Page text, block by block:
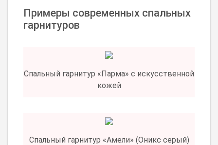
Примеры современных спальных
гарнитуров
Спальный гарнитур «Парма» с искусственной
кожей
Спальный гарнитур «Амели» (Оникс серый)